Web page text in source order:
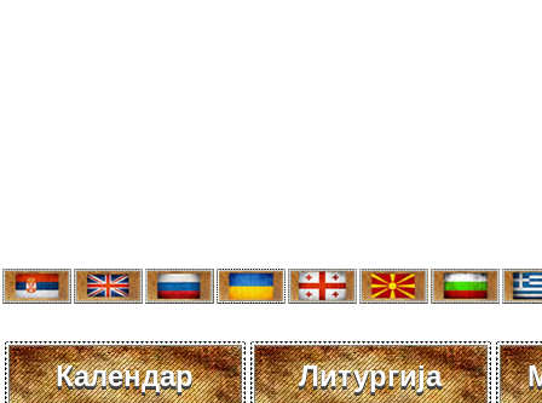
Календар Литургија